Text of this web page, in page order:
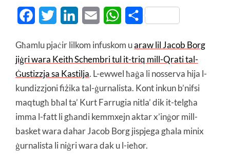
FacebookTwitter LinkedInEmail WhatsApp
Share
Għamlu pjaċir lilkom infuskom uaraw lil Jacob Borg
jiġri wara Keith Schembri tul it-triq mill-Qrati tal-
Ġustizzja sa Kastilja. L-ewwel ħaġa li nosserva hija l-
kundizzjoni fiżika tal-ġurnalista. Kont inkun b’nifsi
maqtugħ bħal ta’ Kurt Farrugia nitla’ dik it-telgħa
imma l-fatt li għandi kemmxejn aktar x’inġor mill-
basket wara dahar Jacob Borg jispjega għala minix
ġurnalista li niġri wara dak u l-ieħor.